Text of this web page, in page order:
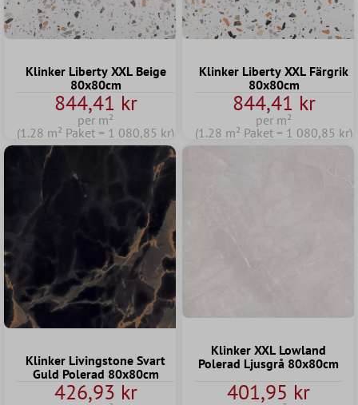
Klinker Liberty XXL Beige
80x80cm
844,41 kr
per m²
(1.28 m² Paket = 1 080,85 kr)
Klinker Liberty XXL Färgrik
80x80cm
844,41 kr
per m²
(1.28 m² Paket = 1 080,85 kr)
Klinker Livingstone Svart
Guld Polerad 80x80cm
426,93 kr
Klinker XXL Lowland
Polerad Ljusgrå 80x80cm
401,95 kr